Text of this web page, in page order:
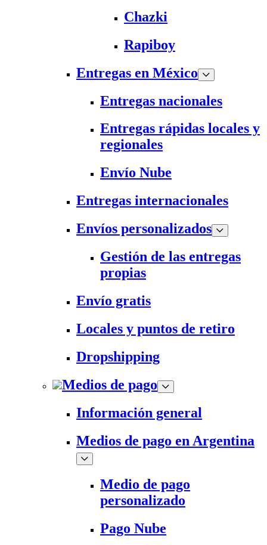
Chazki
Rapiboy
Entregas en México
Entregas nacionales
Entregas rápidas locales y
regionales
Envío Nube
Entregas internacionales
Envíos personalizados
Gestión de las entregas
propias
Envío gratis
Locales y puntos de retiro
Dropshipping
Medios de pago
Información general
Medios de pago en Argentina
Medio de pago
personalizado
Pago Nube